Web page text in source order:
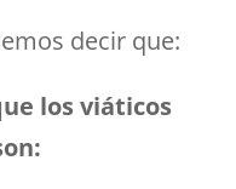
decir que:
los viáticos